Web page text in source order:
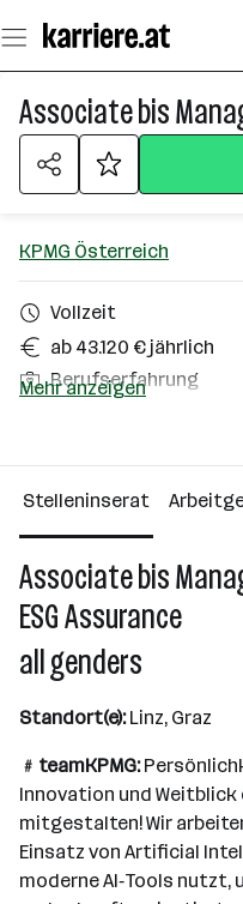
Seiteninhalt
springen
KPMG Österreich
Vollzeit
ab 43.120 € jährlich
Berufserfahrung
501 - 2500
Wien
Mehr anzeigen
Stelleninserat
Associate bis
ESG Assurance
all genders
Standort(e):Linz, Graz
﹟teamKPMG:
Innovation und
mitgestalten! Wir
Einsatz von Artificial
moderne AI‑Tools